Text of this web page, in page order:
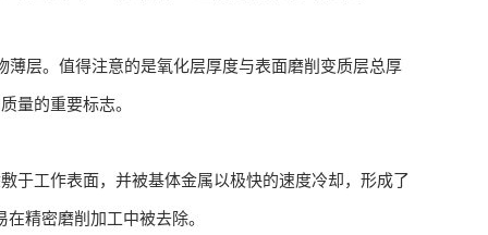
层。值得注意的是氧化层厚度与表面磨削变质层总厚
量的重要标志。
于工作表面，并被基体金属以极快的速度冷却，形成了
精密磨削加工中被去除。